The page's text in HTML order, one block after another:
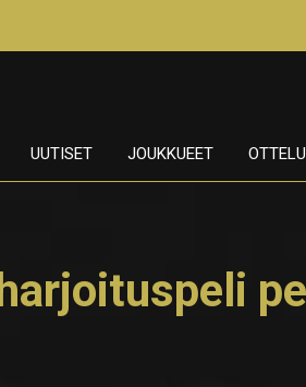
UUTISET JOUKKUEET